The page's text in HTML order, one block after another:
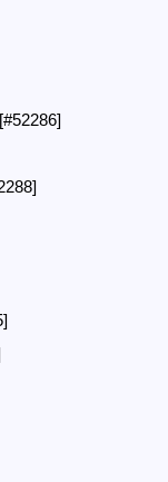
[#52286]